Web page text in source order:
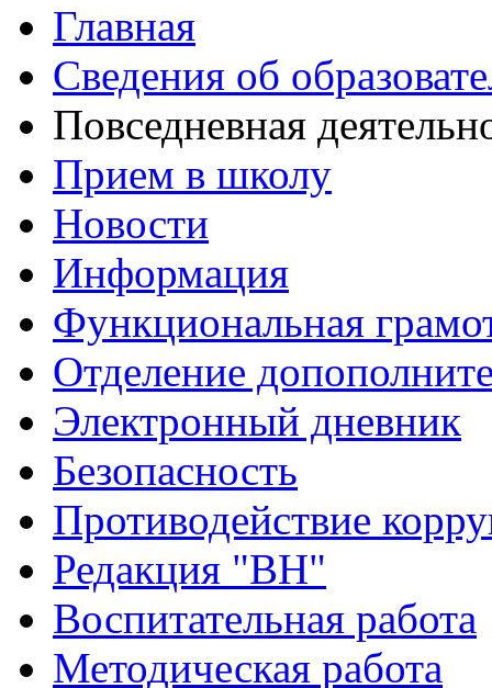
Главная
Сведения об
Повседневная
Прием в школу
Новости
Информация
Функциональная
Отделение
Электронный дневник
Безопасность
Противодействие
Редакция "ВН"
Воспитательная работа
Методическая работа